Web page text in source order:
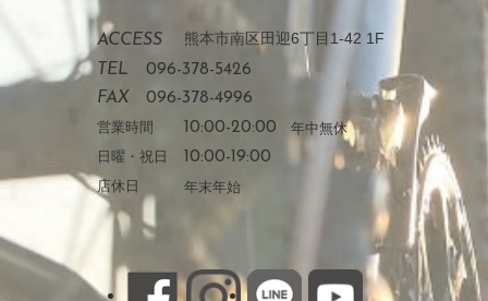
ACCESS 熊本市南区田迎6丁目1-42 1F
TEL
096-378-5426
FAX
096-378-4996
営業時間 10:00-20:00 年中無休
日曜・祝日
10:00-19:00
店休日 年末年始